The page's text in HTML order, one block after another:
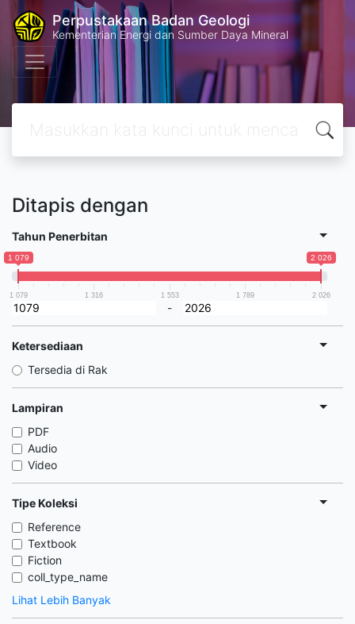
Perpustakaan Badan Geologi
Kementerian Energi dan Sumber Daya Mineral
Ditapis dengan
Tahun Penerbitan
1 079 2 026
1 079 1 316 1 553 1 789 2 026
-
Ketersediaan
Tersedia di Rak
Lampiran
PDF
Audio
Video
Tipe Koleksi
Reference
Textbook
Fiction
coll_type_name
Lihat Lebih Banyak